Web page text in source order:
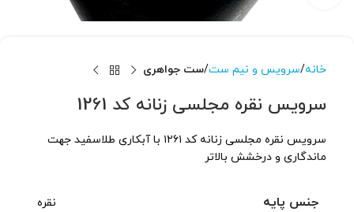
خانه سرویس و نیم ست ست جواهری
سرویس نقره مجلسی زنانه کد 1261
سرویس نقره مجلسی زنانه کد ۱۲۶۱ با آبکاری طلاسفید جهت
ماندگاری و درخشش بالاتر
جنس پایه نقره